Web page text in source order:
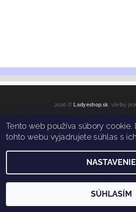
2026 © Ladyeshop.sk , všetky
Vytvoril
Tento web používa súbory
tohto webu vyjadrujete súhlas s
NASTAVENIE
SÚHLASÍM